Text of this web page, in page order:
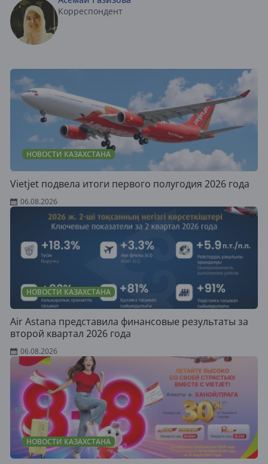
Корреспондент
НОВОСТИ КАЗАХСТАНА
Vietjet подвела итоги первого полугодия 2026 года
06.08.2026
НОВОСТИ КАЗАХСТАНА
Air Astana представила финансовые результаты за
второй квартал 2026 года
06.08.2026
НОВОСТИ КАЗАХСТАНА